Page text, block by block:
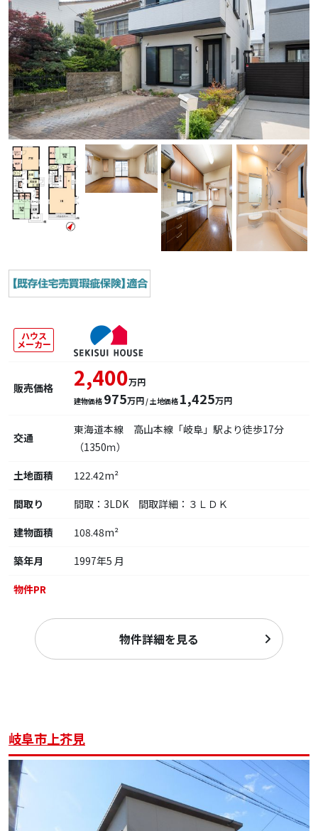
ハウス
メーカー
販売価格 2,400万円
建物価格 975万円 / 土地価格 1,425万円
交通
東海道本線 高山本線「岐阜」駅より徒歩17分
（1350ｍ）
土地面積
122.42m²
間取り
間取：3LDK 間取詳細：３ＬＤＫ
建物面積
108.48m²
築年月
1997年5 月
物件PR
物件詳細を見る
岐阜市上芥見